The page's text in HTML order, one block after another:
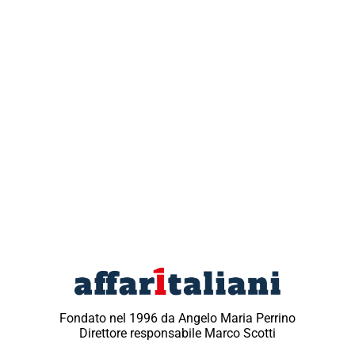
Fondato nel 1996 da Angelo Maria Perrino
Direttore responsabile Marco Scotti